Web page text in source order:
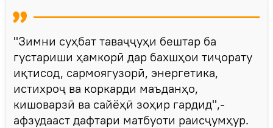
"Зимни суҳбат таваҷҷуҳи бештар ба
густариши ҳамкорӣ дар бахшҳои тиҷорату
иқтисод, сармоягузорӣ, энергетика,
истихроҷ ва коркарди маъданҳо,
кишоварзӣ ва сайёҳӣ зоҳир гардид",-
афзудааст дафтари матбуоти раисҷумҳур.